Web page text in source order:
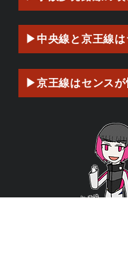
▶中央線と京王線は
▶京王線はセンスが